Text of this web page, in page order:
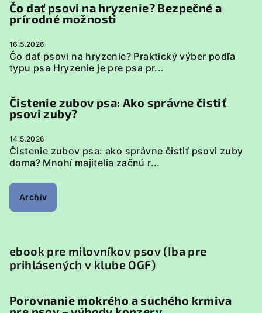
Čo dať psovi na hryzenie? Bezpečné a
prírodné možnosti
16.5.2026
Čo dať psovi na hryzenie? Praktický výber podľa
typu psa Hryzenie je pre psa pr...
Čistenie zubov psa: Ako správne čistiť
psovi zuby?
14.5.2026
Čistenie zubov psa: ako správne čistiť psovi zuby
doma? Mnohí majitelia začnú r...
Archív
ebook pre milovníkov psov (Iba pre
prihlásených v klube OGF)
Porovnanie mokrého a suchého krmiva